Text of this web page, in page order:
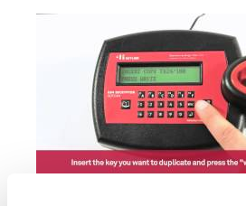
Keyline 884 Decryptor Ultegra